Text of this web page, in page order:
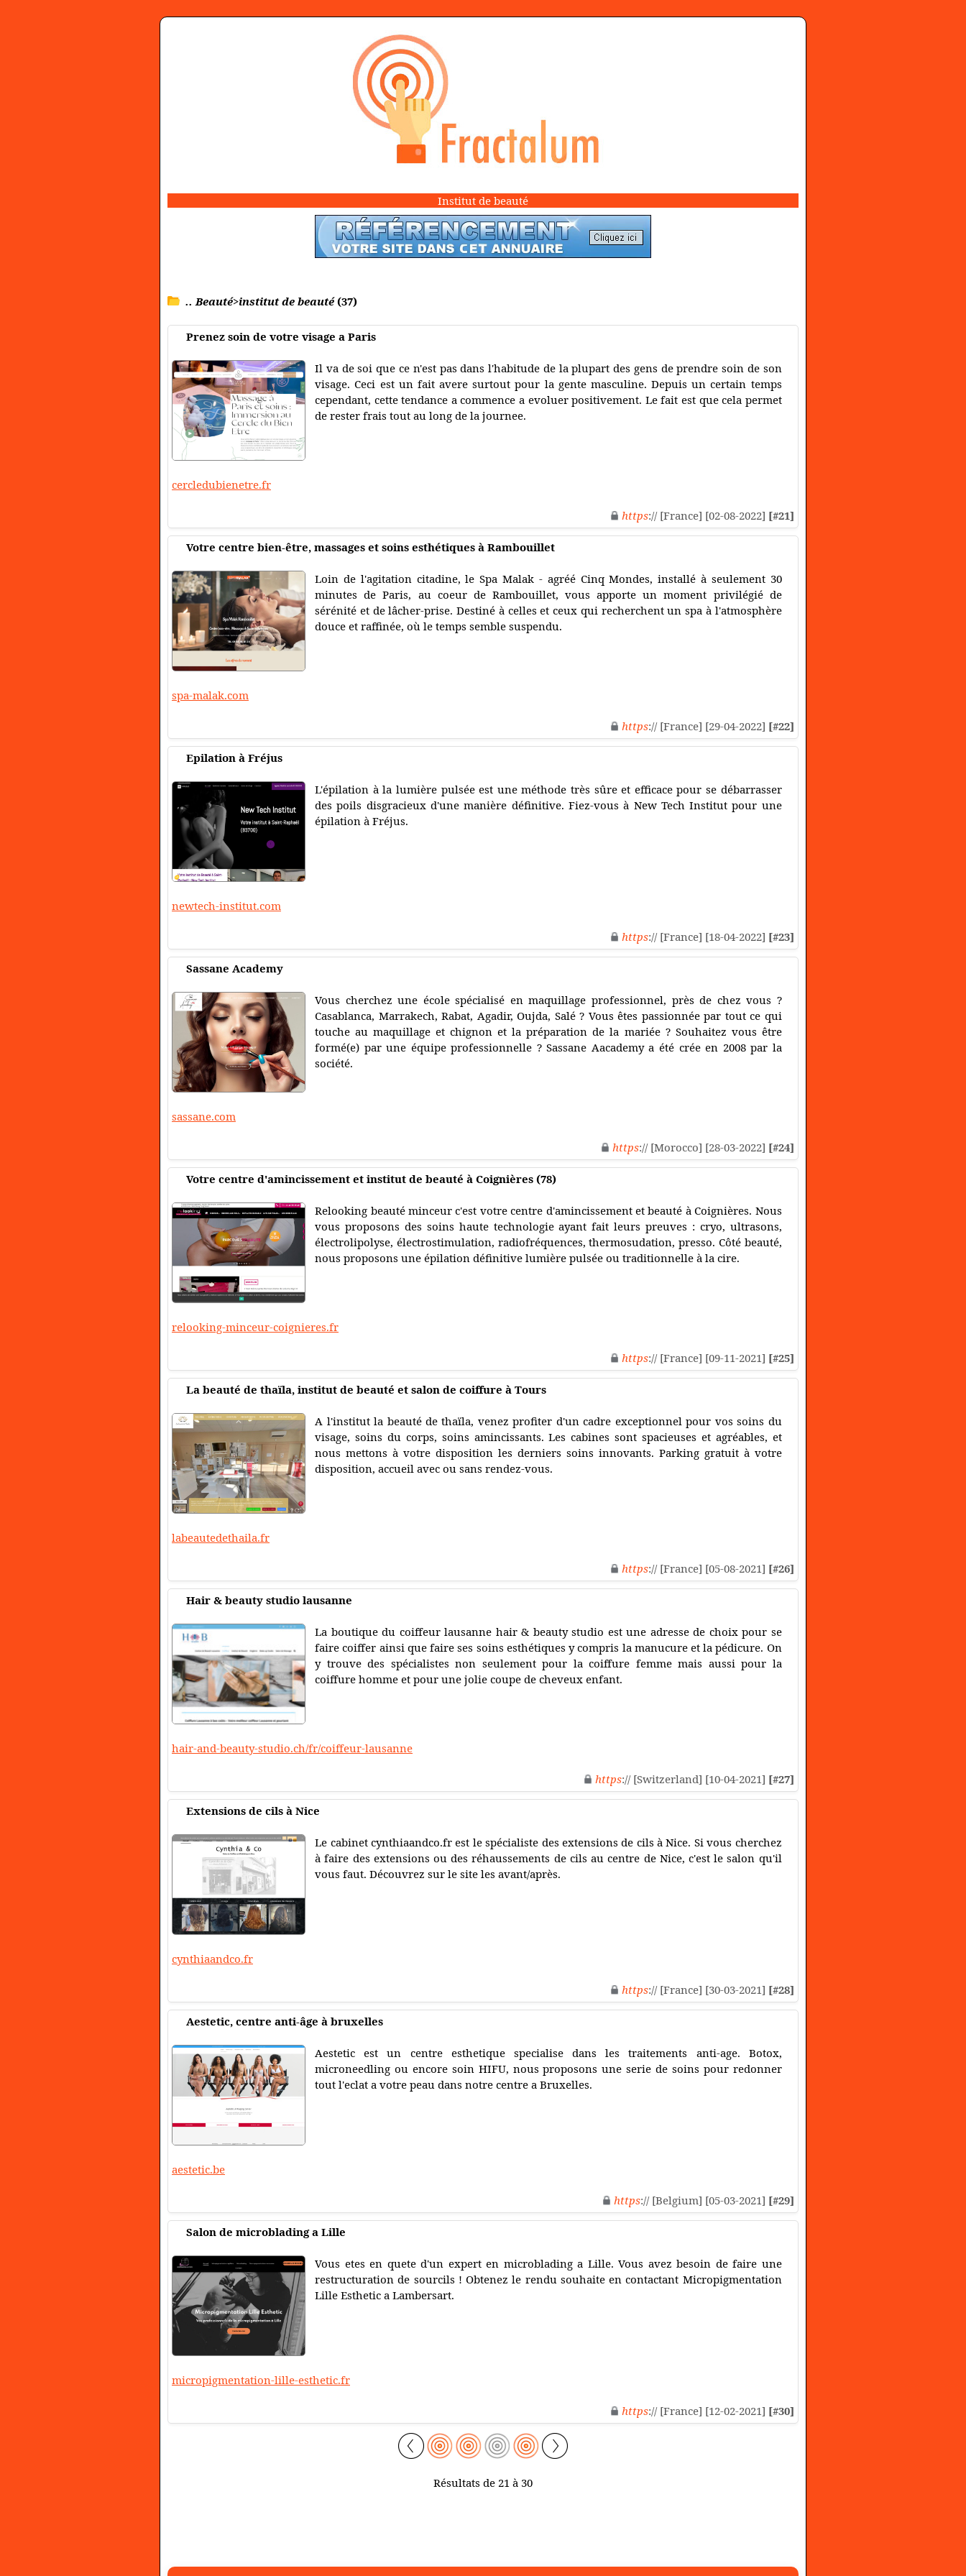
Institut de beauté
.. Beauté>institut de beauté(37)
Prenez soin de votre visage a Paris
Il va de soi que ce n'est pas dans l'habitude de la plupart des gens de prendre soin de son
visage. Ceci est un fait avere surtout pour la gente masculine. Depuis un certain temps
cependant, cette tendance a commence a evoluer positivement. Le fait est que cela permet
de rester frais tout au long de la journee.
cercledubienetre.fr
https:// [France] [02-08-2022] [#21]
Votre centre bien-être, massages et soins esthétiques à Rambouillet
Loin de l'agitation citadine, le Spa Malak - agréé Cinq Mondes, installé à seulement 30
minutes de Paris, au coeur de Rambouillet, vous apporte un moment privilégié de
sérénité et de lâcher-prise. Destiné à celles et ceux qui recherchent un spa à l'atmosphère
douce et raffinée, où le temps semble suspendu.
spa-malak.com
https:// [France] [29-04-2022] [#22]
Epilation à Fréjus
L'épilation à la lumière pulsée est une méthode très sûre et efficace pour se débarrasser
des poils disgracieux d'une manière définitive. Fiez-vous à New Tech Institut pour une
épilation à Fréjus.
newtech-institut.com
https:// [France] [18-04-2022] [#23]
Sassane Academy
Vous cherchez une école spécialisé en maquillage professionnel, près de chez vous ?
Casablanca, Marrakech, Rabat, Agadir, Oujda, Salé ? Vous êtes passionnée par tout ce qui
touche au maquillage et chignon et la préparation de la mariée ? Souhaitez vous être
formé(e) par une équipe professionnelle ? Sassane Aacademy a été crée en 2008 par la
société.
sassane.com
https:// [Morocco] [28-03-2022] [#24]
Votre centre d'amincissement et institut de beauté à Coignières (78)
Relooking beauté minceur c'est votre centre d'amincissement et beauté à Coignières. Nous
vous proposons des soins haute technologie ayant fait leurs preuves : cryo, ultrasons,
électrolipolyse, électrostimulation, radiofréquences, thermosudation, presso. Côté beauté,
nous proposons une épilation définitive lumière pulsée ou traditionnelle à la cire.
relooking-minceur-coignieres.fr
https:// [France] [09-11-2021] [#25]
La beauté de thaïla, institut de beauté et salon de coiffure à Tours
A l'institut la beauté de thaïla, venez profiter d'un cadre exceptionnel pour vos soins du
visage, soins du corps, soins amincissants. Les cabines sont spacieuses et agréables, et
nous mettons à votre disposition les derniers soins innovants. Parking gratuit à votre
disposition, accueil avec ou sans rendez-vous.
labeautedethaila.fr
https:// [France] [05-08-2021] [#26]
Hair & beauty studio lausanne
La boutique du coiffeur lausanne hair & beauty studio est une adresse de choix pour se
faire coiffer ainsi que faire ses soins esthétiques y compris la manucure et la pédicure. On
y trouve des spécialistes non seulement pour la coiffure femme mais aussi pour la
coiffure homme et pour une jolie coupe de cheveux enfant.
hair-and-beauty-studio.ch/fr/coiffeur-lausanne
https:// [Switzerland] [10-04-2021] [#27]
Extensions de cils à Nice
Le cabinet cynthiaandco.fr est le spécialiste des extensions de cils à Nice. Si vous cherchez
à faire des extensions ou des réhaussements de cils au centre de Nice, c'est le salon qu'il
vous faut. Découvrez sur le site les avant/après.
cynthiaandco.fr
https:// [France] [30-03-2021] [#28]
Aestetic, centre anti-âge à bruxelles
Aestetic est un centre esthetique specialise dans les traitements anti-age. Botox,
microneedling ou encore soin HIFU, nous proposons une serie de soins pour redonner
tout l'eclat a votre peau dans notre centre a Bruxelles.
aestetic.be
https:// [Belgium] [05-03-2021] [#29]
Salon de microblading a Lille
Vous etes en quete d'un expert en microblading a Lille. Vous avez besoin de faire une
restructuration de sourcils ! Obtenez le rendu souhaite en contactant Micropigmentation
Lille Esthetic a Lambersart.
micropigmentation-lille-esthetic.fr
https:// [France] [12-02-2021] [#30]
Résultats de 21 à 30